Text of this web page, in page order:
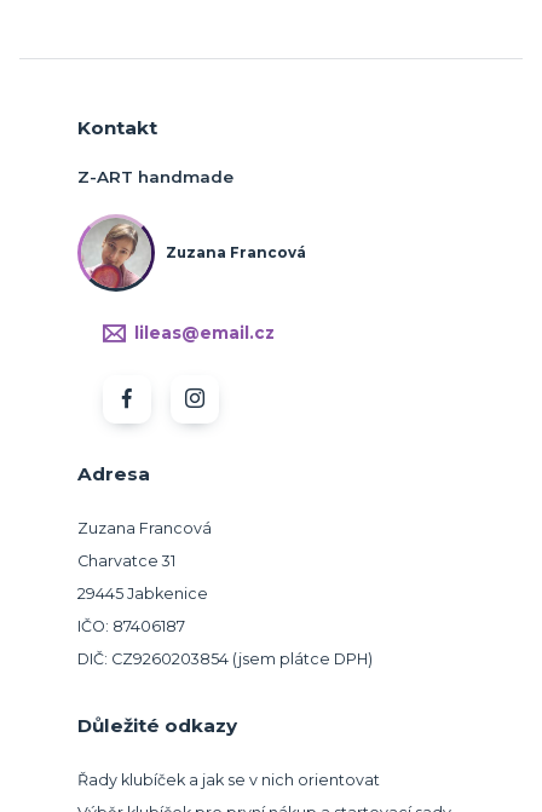
Adresa
Zuzana Francová
Charvatce 31
29445 Jabkenice
IČO: 87406187
DIČ: CZ9260203854 (jsem plátce DPH)
Důležité odkazy
Řady klubíček a jak se v nich orientovat
Kontakt
Z-ART handmade
Zuzana Francová
lileas@email.cz